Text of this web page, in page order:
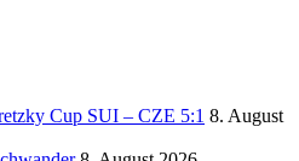
Cup SUI – CZE 5:1 8. August